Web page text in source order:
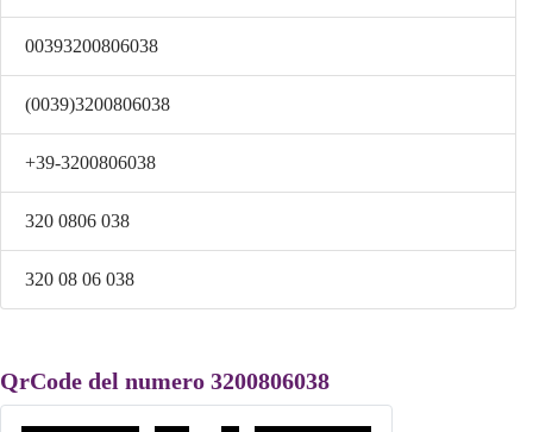
00393200806038
(0039)3200806038
+39-3200806038
320 0806 038
320 08 06 038
QrCode del numero 3200806038